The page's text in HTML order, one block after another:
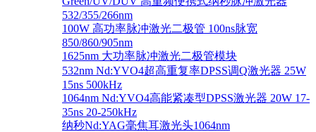
532/355/266nm
100W 高功率脉冲激光二极管 100ns脉宽
850/860/905nm
1625nm 大功率脉冲激光二极管模块
532nm Nd:YVO4超高重复率DPSS调Q激光器 25W
15ns 500kHz
1064nm Nd:YVO4高能紧凑型DPSS激光器 20W 17-
35ns 20-250kHz
纳秒Nd:YAG毫焦耳激光头1064nm